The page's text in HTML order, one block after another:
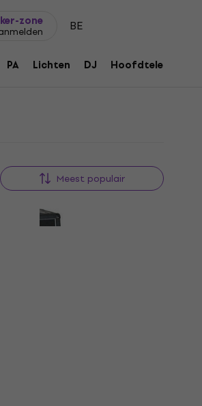
zone BE
PA Lichten DJ Hoofdtelefoons
Meest populair